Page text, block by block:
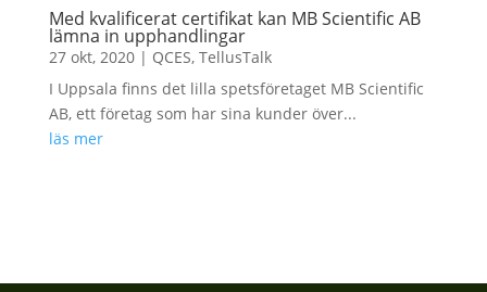
Med kvalificerat certifikat kan MB Scientific AB
lämna in upphandlingar
27 okt, 2020| QCES, TellusTalk
I Uppsala finns det lilla spetsföretaget MB Scientific
AB, ett företag som har sina kunder över...
läs mer